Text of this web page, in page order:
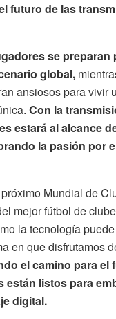
futuro de las
se preparan
global,
ansiosos para vivir
Con la
estará al alcance
la pasión por
Mundial de
mejor fútbol de
la tecnología
en que disfrutamos
el camino para
están listos para
digital.